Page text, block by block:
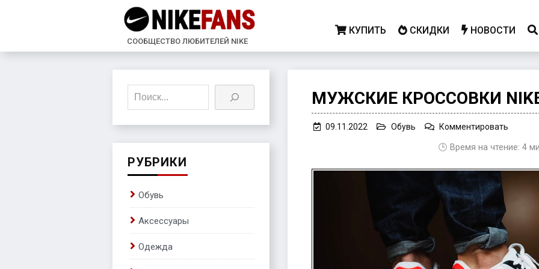
СООБЩЕСТВО ЛЮБИТЕЛЕЙ NIKE
КУПИТЬ СКИДКИ НОВОСТИ
МУЖСКИЕ КРОССОВКИ
09.11.2022 Обувь Комментировать
🕒 Время на чтение: 4
Поиск
РУБРИКИ
Обувь
Аксессуары
Одежда